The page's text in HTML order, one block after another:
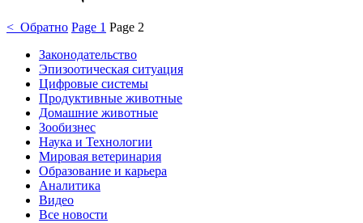
< Обратно Page 1 Page 2
Законодательство
Эпизоотическая ситуация
Цифровые системы
Продуктивные животные
Домашние животные
Зообизнес
Наука и Технологии
Мировая ветеринария
Образование и карьера
Аналитика
Видео
Все новости